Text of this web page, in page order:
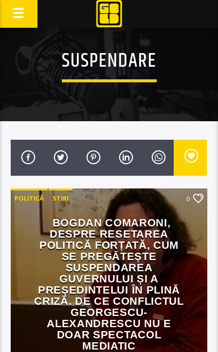
SUSPENDARE
POLITICĂ STIRI 0
BOGDAN COMARONI,
DESPRE RESETAREA
POLITICĂ FORȚATĂ, CUM
SE PREGĂTEȘTE
SUSPENDAREA
GUVERNULUI ȘI A
PREȘEDINTELUI ÎN PLINĂ
CRIZĂ. DE CE CONFLICTUL
GEORGESCU-
ALEXANDRESCU NU E
DOAR SPECTACOL
MEDIATIC